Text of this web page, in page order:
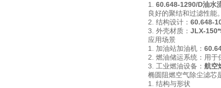
1. 60.648-1290/D油水
良好的聚结和过滤性能
2. 结构设计： 60.648-
3. 外壳材质： JLX-
应用场景
1. 加油站加油机：
2. 燃油储运系统：用
3. 工业燃油设备： 航空
椭圆阻燃空气除尘滤芯
1. 结构与形状